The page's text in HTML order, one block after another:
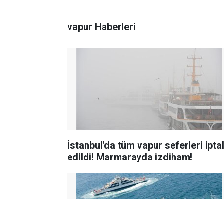
vapur Haberleri
İstanbul'da tüm vapur seferleri iptal
edildi! Marmarayda izdiham!